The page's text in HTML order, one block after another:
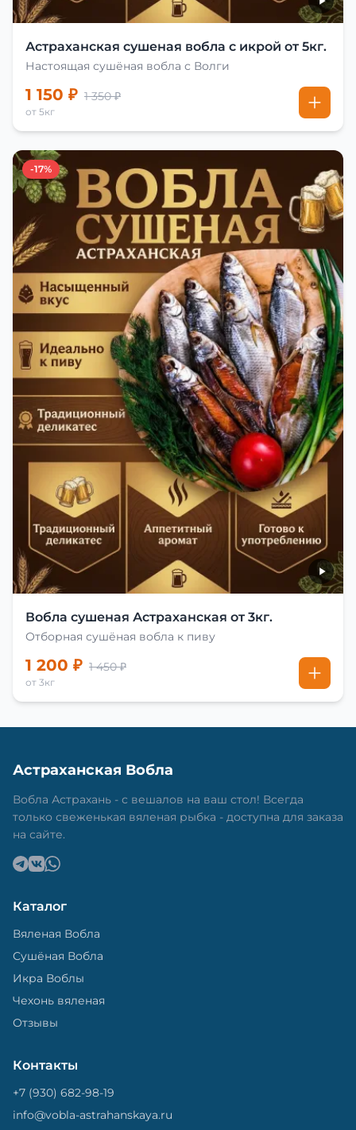
Астраханская сушеная вобла с икрой от 5кг.
Настоящая сушёная вобла с Волги
1 150 ₽ 1 350 ₽
от 5кг
-17%
Вобла сушеная Астраханская от 3кг.
Отборная сушёная вобла к пиву
1 200 ₽ 1 450 ₽
от 3кг
Астраханская Вобла
Вобла Астрахань - с вешалов на ваш стол! Всегда
только свеженькая вяленая рыбка - доступна для заказа
на сайте.
Каталог
Вяленая Вобла
Сушёная Вобла
Икра Воблы
Чехонь вяленая
Отзывы
Контакты
+7 (930) 682-98-19
info@vobla-astrahanskaya.ru